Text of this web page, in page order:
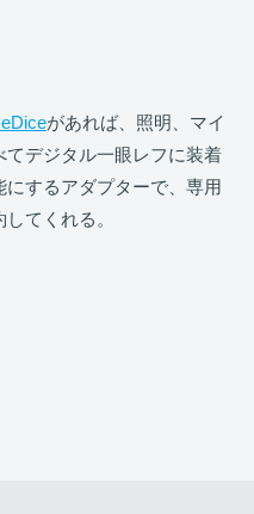
があれば、照明、マイ
てデジタル一眼レフに装着
するアダプターで、専用
てくれる。